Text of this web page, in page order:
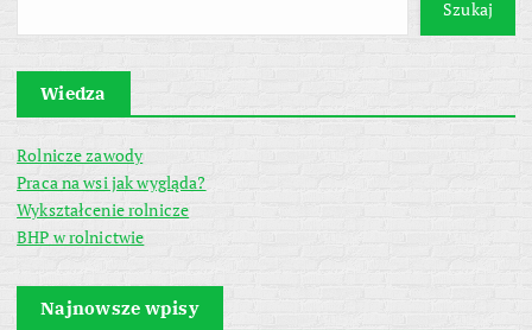
Szukaj
Wiedza
Rolnicze zawody
Praca na wsi jak wygląda?
Wykształcenie rolnicze
BHP w rolnictwie
Najnowsze wpisy